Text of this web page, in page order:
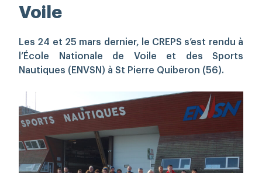
Boutique
Rechercher
Voile
Les 24 et 25 mars dernier, le CREPS s’est rendu à
l’École Nationale de Voile et des Sports
Nautiques (ENVSN) à St Pierre Quiberon (56).